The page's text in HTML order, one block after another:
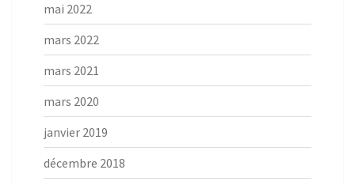
mai 2022
mars 2022
mars 2021
mars 2020
janvier 2019
décembre 2018